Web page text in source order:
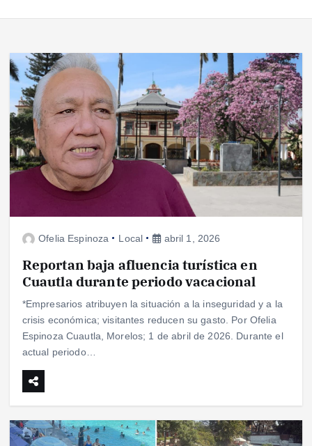
Ofelia Espinoza Local abril 1, 2026
Reportan baja afluencia turística en
Cuautla durante periodo vacacional
*Empresarios atribuyen la situación a la inseguridad y a la
crisis económica; visitantes reducen su gasto. Por Ofelia
Espinoza Cuautla, Morelos; 1 de abril de 2026. Durante el
actual periodo…